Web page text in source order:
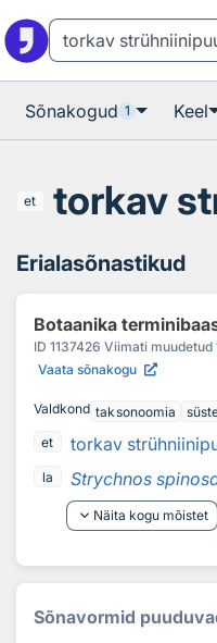
Sõnakogud 1 Keel
et torkav
Erialasõnastikud
Botaanika
ID 1137426 Viimati muudetud
Vaata sõnakogu
Valdkond taksonoomia
et
torkav
la Strychnos
keyboard_arrow_down Näita kogu mõistet
Sõnavormid